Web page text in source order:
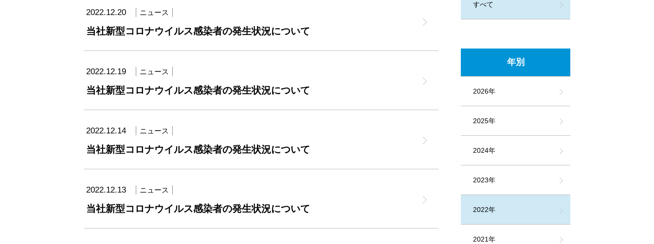
2022.12.20 ニュース
当社新型コロナウイルス感染者の発生状況について
2022.12.19 ニュース
当社新型コロナウイルス感染者の発生状況について
2022.12.14 ニュース
当社新型コロナウイルス感染者の発生状況について
2022.12.13 ニュース
当社新型コロナウイルス感染者の発生状況について
すべて
年別
2026年
2025年
2024年
2023年
2022年
2021年